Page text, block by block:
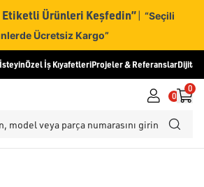
Etiketli Ürünleri Keşfedin” | “Seçili
Ücretsiz Kargo”
Özel İş KıyafetleriProjeler & ReferanslarDijital
0
0